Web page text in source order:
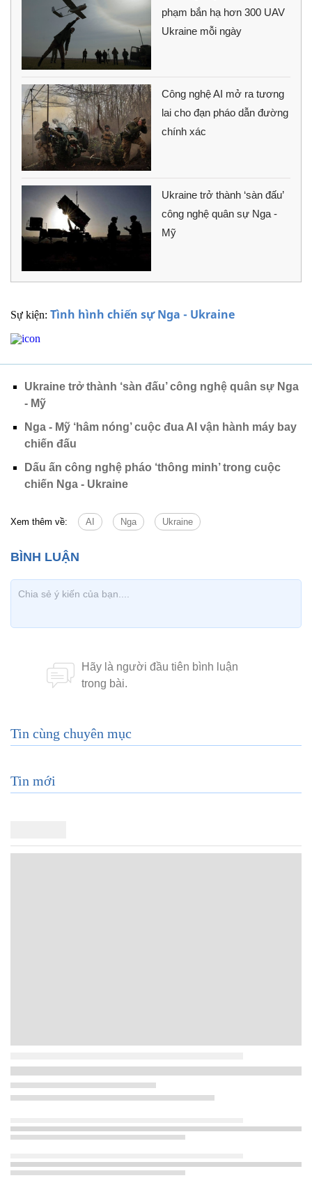
Sự kiện: Tình hình chiến sự Nga - Ukraine
phạm bắn hạ hơn 300 UAV
Ukraine mỗi ngày
Công nghệ AI mở ra tương
lai cho đạn pháo dẫn đường
chính xác
Ukraine trở thành ‘sàn đấu’
công nghệ quân sự Nga -
Mỹ
Ukraine trở thành ‘sàn đấu’ công nghệ quân sự Nga
- Mỹ
Nga - Mỹ ‘hâm nóng’ cuộc đua AI vận hành máy bay
chiến đấu
Dấu ấn công nghệ pháo ‘thông minh’ trong cuộc
chiến Nga - Ukraine
Xem thêm về: AI Nga Ukraine
Tin cùng chuyên mục
Tin mới